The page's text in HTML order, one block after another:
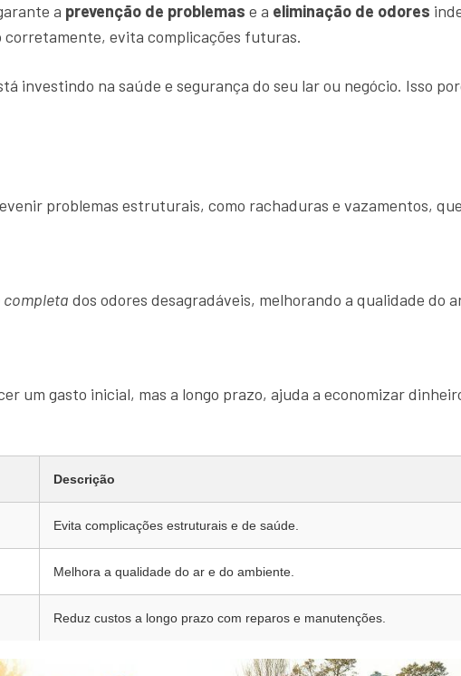
a prevenção de problemas e a eliminação de odores
evita complicações futuras.
investindo na saúde e segurança do seu lar ou negócio. Isso
problemas estruturais, como rachaduras e vazamentos,
completa dos odores desagradáveis, melhorando a qualidade do
um gasto inicial, mas a longo prazo, ajuda a economizar
Descrição
Evita complicações estruturais e de saúde.
Melhora a qualidade do ar e do ambiente.
Reduz custos a longo prazo com reparos e manutenções.